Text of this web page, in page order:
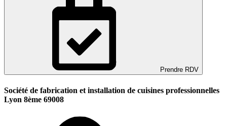
Prendre RDV
Société de fabrication et installation de cuisines professionnelles
Lyon 8ème 69008